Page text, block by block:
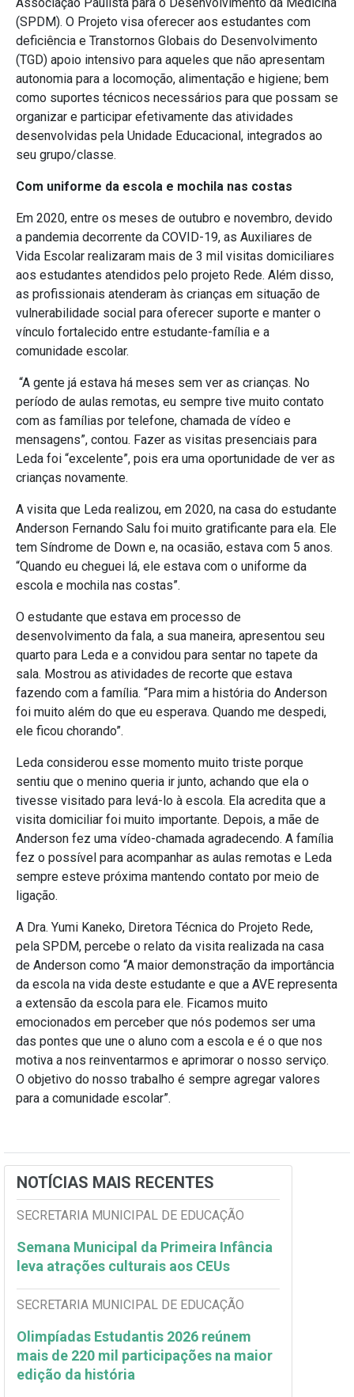
(SPDM). O Projeto visa oferecer aos estudantes com
deficiência e Transtornos Globais do Desenvolvimento
(TGD) apoio intensivo para aqueles que não apresentam
autonomia para a locomoção, alimentação e higiene; bem
como suportes técnicos necessários para que possam se
organizar e participar efetivamente das atividades
desenvolvidas pela Unidade Educacional, integrados ao
seu grupo/classe.
Com uniforme da escola e mochila nas costas
Em 2020, entre os meses de outubro e novembro, devido
a pandemia decorrente da COVID-19, as Auxiliares de
Vida Escolar realizaram mais de 3 mil visitas domiciliares
aos estudantes atendidos pelo projeto Rede. Além disso,
as profissionais atenderam às crianças em situação de
vulnerabilidade social para oferecer suporte e manter o
vínculo fortalecido entre estudante-família e a
comunidade escolar.
“A gente já estava há meses sem ver as crianças. No
período de aulas remotas, eu sempre tive muito contato
com as famílias por telefone, chamada de vídeo e
mensagens”, contou. Fazer as visitas presenciais para
Leda foi “excelente”, pois era uma oportunidade de ver as
crianças novamente.
A visita que Leda realizou, em 2020, na casa do estudante
Anderson Fernando Salu foi muito gratificante para ela. Ele
tem Síndrome de Down e, na ocasião, estava com 5 anos.
“Quando eu cheguei lá, ele estava com o uniforme da
escola e mochila nas costas”.
O estudante que estava em processo de
desenvolvimento da fala, a sua maneira, apresentou seu
quarto para Leda e a convidou para sentar no tapete da
sala. Mostrou as atividades de recorte que estava
fazendo com a família. “Para mim a história do Anderson
foi muito além do que eu esperava. Quando me despedi,
ele ficou chorando”.
Leda considerou esse momento muito triste porque
sentiu que o menino queria ir junto, achando que ela o
tivesse visitado para levá-lo à escola. Ela acredita que a
visita domiciliar foi muito importante. Depois, a mãe de
Anderson fez uma vídeo-chamada agradecendo. A família
fez o possível para acompanhar as aulas remotas e Leda
sempre esteve próxima mantendo contato por meio de
ligação.
A Dra. Yumi Kaneko, Diretora Técnica do Projeto Rede,
pela SPDM, percebe o relato da visita realizada na casa
de Anderson como “A maior demonstração da importância
da escola na vida deste estudante e que a AVE representa
a extensão da escola para ele. Ficamos muito
emocionados em perceber que nós podemos ser uma
das pontes que une o aluno com a escola e é o que nos
motiva a nos reinventarmos e aprimorar o nosso serviço.
O objetivo do nosso trabalho é sempre agregar valores
para a comunidade escolar”.
NOTÍCIAS MAIS RECENTES
SECRETARIA MUNICIPAL DE EDUCAÇÃO
Semana Municipal da Primeira Infância
leva atrações culturais aos CEUs
SECRETARIA MUNICIPAL DE EDUCAÇÃO
Olimpíadas Estudantis 2026 reúnem
mais de 220 mil participações na maior
edição da história